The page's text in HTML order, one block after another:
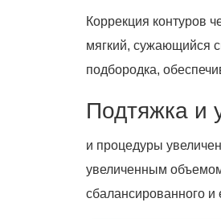
Коррекция контуров
мягкий, сужающийся
подбородка,
Подтяжка и
и процедуры
увеличенным
сбалансированного и